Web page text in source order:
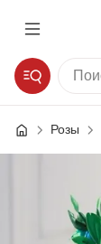
Розы